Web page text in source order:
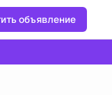
объявление